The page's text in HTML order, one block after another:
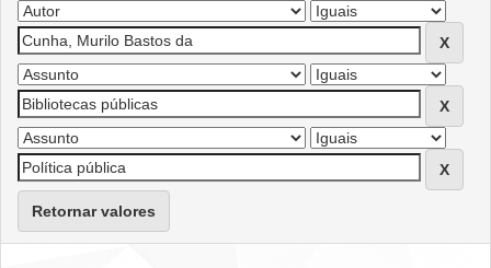
Retornar valores